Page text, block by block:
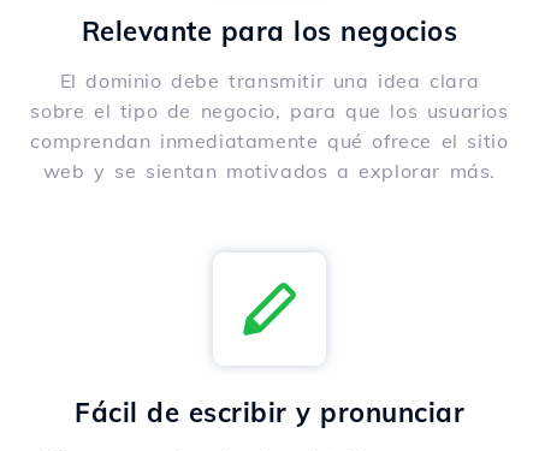
Relevante para los negocios
El dominio debe transmitir una idea clara
sobre el tipo de negocio, para que los usuarios
comprendan inmediatamente qué ofrece el sitio
web y se sientan motivados a explorar más.
Fácil de escribir y pronunciar